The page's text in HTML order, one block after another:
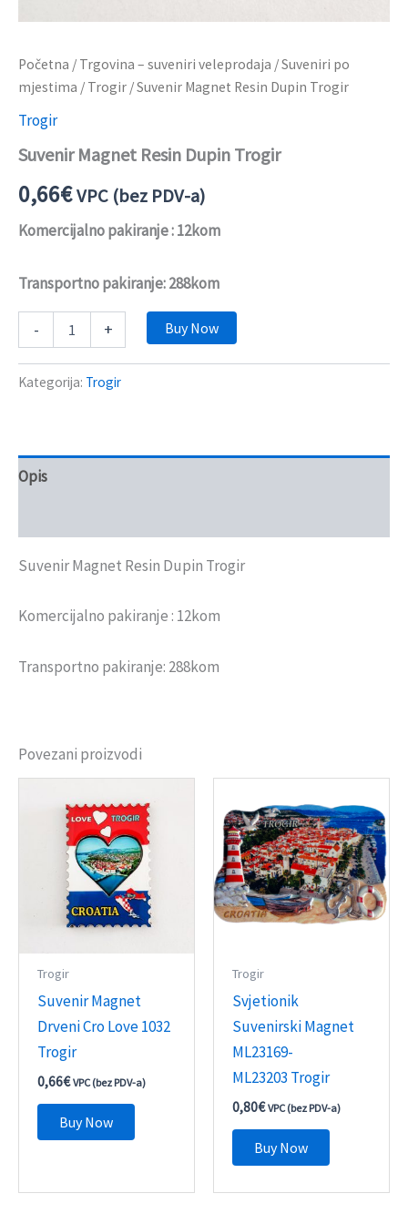
Početna / Trgovina – suveniri veleprodaja /Suveniri po
mjestima / Trogir / Suvenir Magnet Resin Dupin Trogir
Trogir
Suvenir Magnet Resin Dupin Trogir
0,66€VPC (bez PDV-a)
Komercijalno pakiranje : 12kom
Transportno pakiranje: 288kom
- + Buy Now
Kategorija: Trogir
Opis
Suvenir Magnet Resin Dupin Trogir
Komercijalno pakiranje : 12kom
Transportno pakiranje: 288kom
Povezani proizvodi
Trogir
Suvenir Magnet
Drveni Cro Love 1032
Trogir
0,66€ VPC (bez PDV-a)
Buy Now
Trogir
Svjetionik
Suvenirski Magnet
ML23169-
ML23203 Trogir
0,80€ VPC (bez PDV-a)
Buy Now